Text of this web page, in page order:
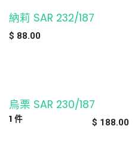
缺貨
納莉 SAR 232/187
$ 88.00
烏栗 SAR 230/187
$ 188.00
1 件